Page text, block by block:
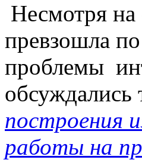
Несмотря
превзошла
проблемы
обсуждались
построения
работы на